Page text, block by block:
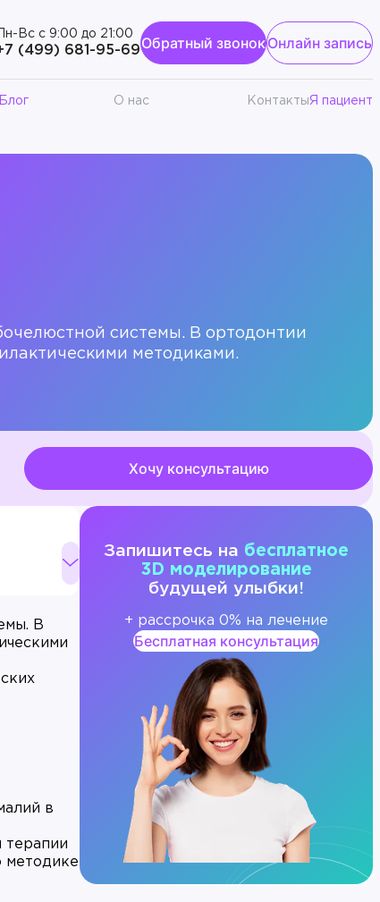
Пн-Вс с 9:00 до 21:00
(499) 681-95-69 Обратный звонокОнлайн запись
Блог О нас КонтактыЯ пациент
системы. В ортодонтии
методиками.
Хочу консультацию
В
в
терапии
методике
Запишитесь на бесплатное
3D моделирование
будущей улыбки!
+ рассрочка 0% на лечение
Бесплатная консультация